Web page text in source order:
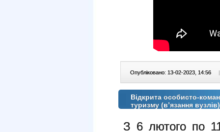
Опубліковано: 13-02-2023, 14:56 |
Відкрита особисто-
туризму (в’язання вузлів)
З 6 лютого по